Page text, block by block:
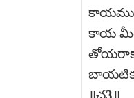
కాయ
తోయరాక
॥చ3॥